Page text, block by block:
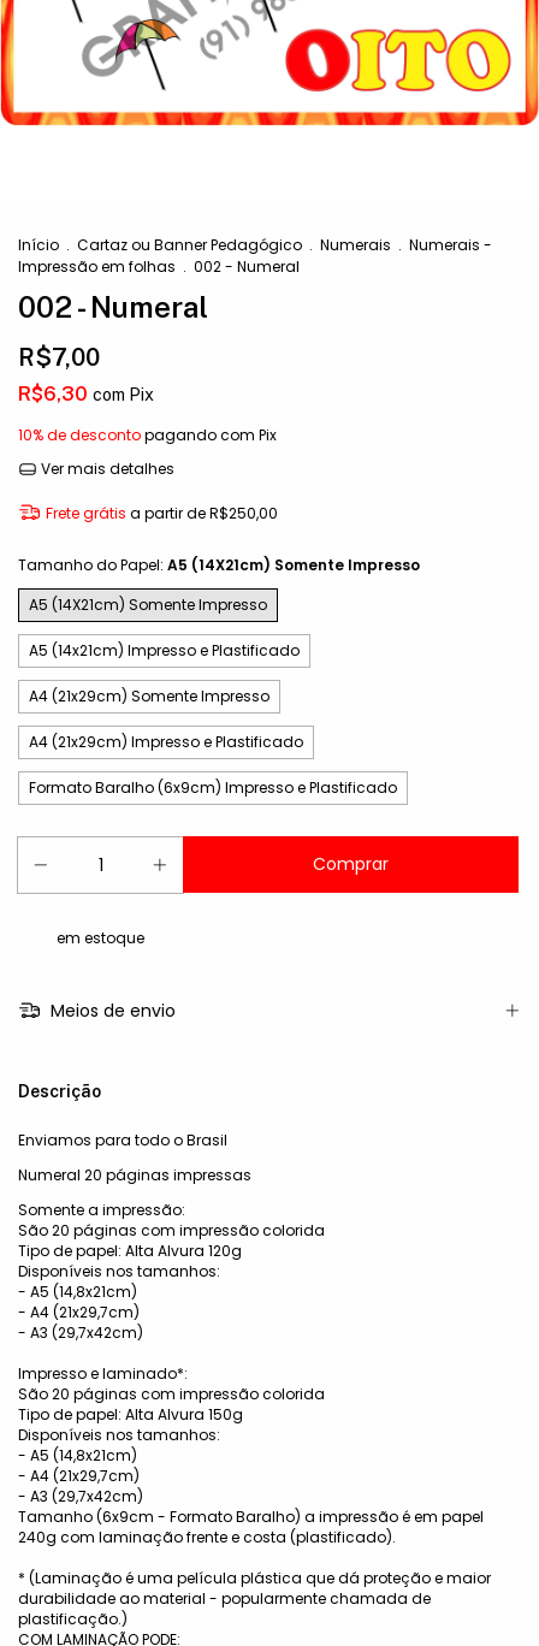
Início . Cartaz ou Banner Pedagógico . Numerais . Numerais -
Impressão em folhas . 002 - Numeral
002 - Numeral
R$7,00
R$6,30 com Pix
10% de descontopagando com Pix
Ver mais detalhes
Frete grátis a partir deR$250,00
Tamanho do Papel: A5 (14X21cm) Somente Impresso
A5 (14X21cm) Somente Impresso
A5 (14x21cm) Impresso e Plastificado
A4 (21x29cm) Somente Impresso
A4 (21x29cm) Impresso e Plastificado
Formato Baralho (6x9cm) Impresso e Plastificado
em estoque
Meios de envio
Descrição
Enviamos para todo o Brasil
Numeral 20 páginas impressas
Somente a impressão:
São 20 páginas com impressão colorida
Tipo de papel: Alta Alvura 120g
Disponíveis nos tamanhos:
- A5 (14,8x21cm)
- A4 (21x29,7cm)
- A3 (29,7x42cm)
Impresso e laminado*:
​São 20 páginas com impressão colorida
Tipo de papel: Alta Alvura 150g
Disponíveis nos tamanhos:
- A5 (14,8x21cm)
- A4 (21x29,7cm)
- A3 (29,7x42cm)
Tamanho (6x9cm - Formato Baralho) a impressão é em papel
240g com laminação frente e costa (plastificado).
* (Laminação é uma película plástica que dá proteção e maior
durabilidade ao material - popularmente chamada de
plastificação.)
COM LAMINAÇÃO PODE: